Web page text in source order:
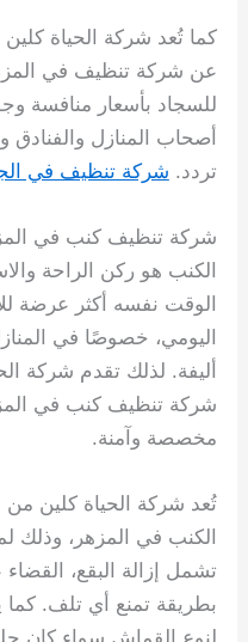
كما تُعد شركة الحياة
عن شركة تنظيف في
للسجاد بأسعار منافسة
أصحاب المنازل
تردد. شركة تنظيف في
شركة تنظيف كنب في
الكنب هو ركن الراحة
الوقت نفسه أكثر عرضة
اليومي، خصوصًا في
أليفة. لذلك تقدم شركة
شركة تنظيف كنب في
مخصصة وآمنة.
تُعد شركة الحياة كلين
الكنب في المزهر، وذلك
تشمل إزالة البقع،
بطريقة تمنع أي تلف. كما